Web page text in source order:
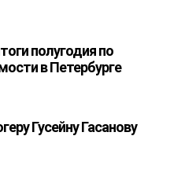
полугодия по
в Петербурге
Гусейну Гасанову